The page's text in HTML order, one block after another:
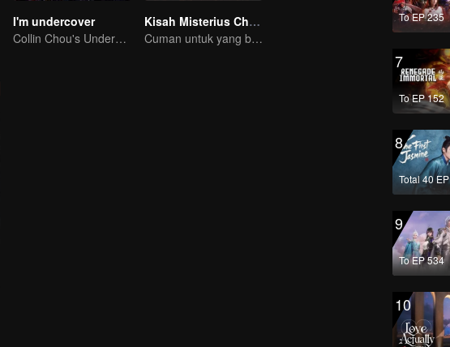
I'm undercover
Collin Chou's Undercover War
Kisah Misterius Chang'an
Cuman untuk yang berani masuk di Chang'an!
To EP 235
7
To EP 152
8
Total 40 EP
9
To EP 534
10